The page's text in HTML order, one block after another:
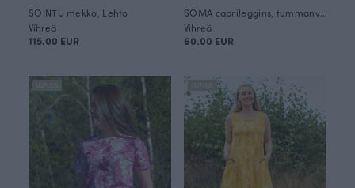
SOINTU mekko, Lehto
Vihreä
115.00 EUR
Vihreä
60.00 EUR